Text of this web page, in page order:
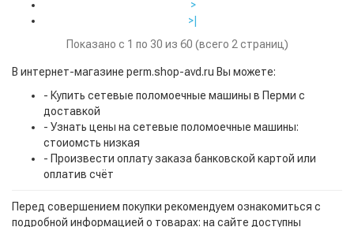
>
>|
Показано с 1 по 30 из 60 (всего 2 страниц)
В интернет-магазине perm.shop-avd.ru Вы можете:
- Купить сетевые поломоечные машины в Перми с
доставкой
- Узнать цены на сетевые поломоечные машины:
стоиомсть низкая
- Произвести оплату заказа банковской картой или
оплатив счёт
Перед совершением покупки рекомендуем ознакомиться с
подробной информацией о товарах: на сайте доступны